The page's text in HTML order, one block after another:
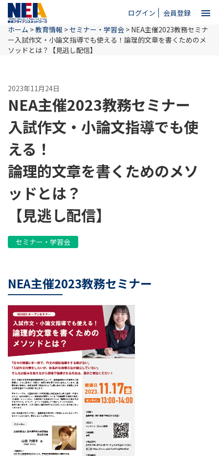
ログイン 会員登録 menu
close
NEAとは
教育情報
お問い合わせ
ホーム >教育情報 >セミナー・学習会 > NEA主催2023教務セミナ
ー入試作文・小論文指導でも使える！ 論理的文章を書くためのメ
ソッドとは？
【見逃し配信】
2023年11月24日
NEA主催2023教務セミナー
入試作文・小論文指導でも使
える！
論理的文章を書くためのメソ
ッドとは？
【見逃し配信】
セミナー・学習会
NEA主催2023教務セミナー